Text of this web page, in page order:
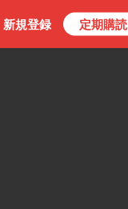
新規登録 定期購読